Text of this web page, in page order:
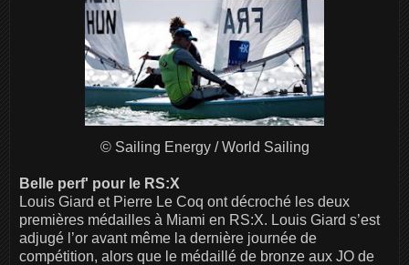
© Sailing Energy / World Sailing
Belle perf' pour le RS:X
Louis Giard et Pierre Le Coq ont décroché les deux
premières médailles à Miami en RS:X. Louis Giard s’est
adjugé l’or avant même la dernière journée de
compétition, alors que le médaillé de bronze aux JO de